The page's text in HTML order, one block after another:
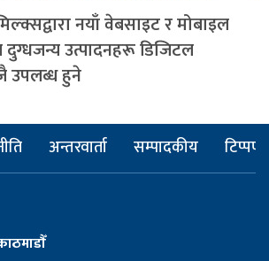
नयाँ वेबसाइट र मोबाइल
उत्पादनहरू डिजिटल
उपलब्ध हुने
अन्तरवार्ता सम्पादकीय टिप्पणी